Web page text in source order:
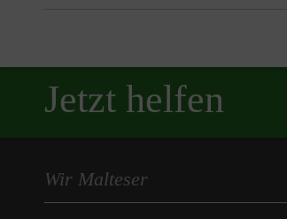
Jetzt helfen
Wir Malteser